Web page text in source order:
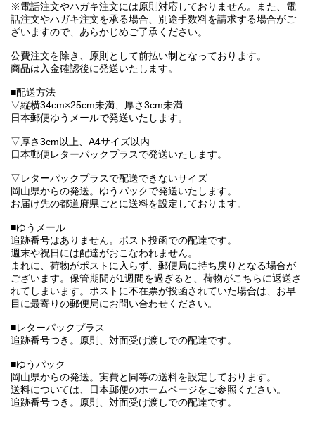
※電話注文やハガキ注文には原則対応しておりません。また、電
話注文やハガキ注文を承る場合、別途手数料を請求する場合がご
ざいますので、あらかじめご了承ください。
公費注文を除き、原則として前払い制となっております。
商品は入金確認後に発送いたします。
■配送方法
▽縦横34cm×25cm未満、厚さ3cm未満
日本郵便ゆうメールで発送いたします。
▽厚さ3cm以上、A4サイズ以内
日本郵便レターパックプラスで発送いたします。
▽レターパックプラスで配送できないサイズ
岡山県からの発送。ゆうパックで発送いたします。
お届け先の都道府県ごとに送料を設定しております。
■ゆうメール
追跡番号はありません。ポスト投函での配達です。
週末や祝日には配達がおこなわれません。
まれに、荷物がポストに入らず、郵便局に持ち戻りとなる場合が
ございます。保管期間が1週間を過ぎると、荷物がこちらに返送さ
れてしまいます。ポストに不在票が投函されていた場合は、お早
目に最寄りの郵便局にお問い合わせください。
■レターパックプラス
追跡番号つき。原則、対面受け渡しでの配達です。
■ゆうパック
岡山県からの発送。実費と同等の送料を設定しております。
送料については、日本郵便のホームページをご参照ください。
追跡番号つき。原則、対面受け渡しでの配達です。